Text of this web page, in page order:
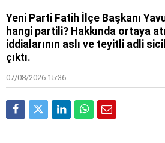
Yeni Parti Fatih İlçe Başkanı
hangi partili? Hakkında ortaya
iddialarının aslı ve teyitli adli
çıktı.
07/08/2026 15:36